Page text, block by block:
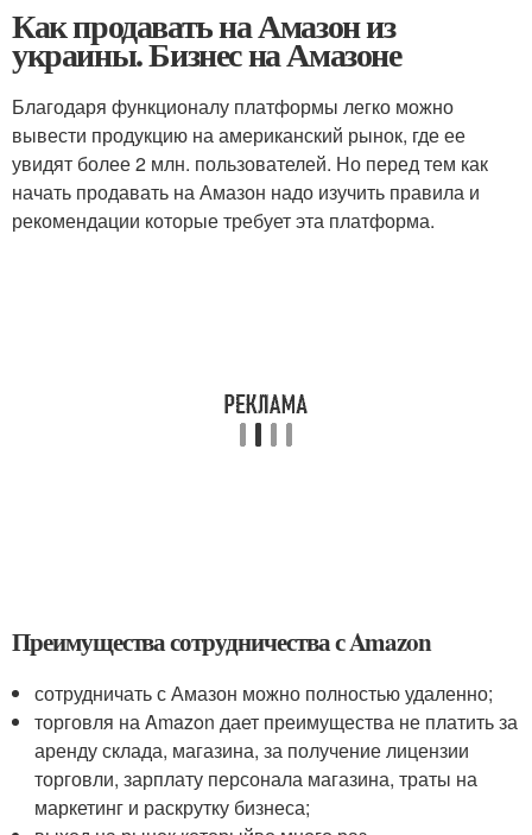
Как продавать на Амазон из
украины. Бизнес на Амазоне
Благодаря функционалу платформы легко можно
вывести продукцию на американский рынок, где ее
увидят более 2 млн. пользователей. Но перед тем как
начать продавать на Амазон надо изучить правила и
рекомендации которые требует эта платформа.
Преимущества сотрудничества с Amazon
сотрудничать с Амазон можно полностью удаленно;
торговля на Amazon дает преимущества не платить за
аренду склада, магазина, за получение лицензии
торговли, зарплату персонала магазина, траты на
маркетинг и раскрутку бизнеса;